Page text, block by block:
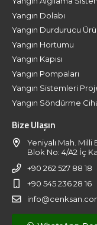
Yangın Dolabı
Yangın Durdurucu
Yangın Hortumu
Yangın Kapısı
Yangın Pompaları
Yangın Sistemleri
Yangın Söndürme
Bize Ulaşın
Yeniyalı Mah.
Blok No: 4/A2 İç
+90 262 527 88 18
+90 545 236 28 16